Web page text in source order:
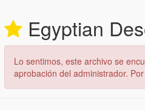
Egyptian
Lo sentimos, este archivo se
aprobación del administrador.